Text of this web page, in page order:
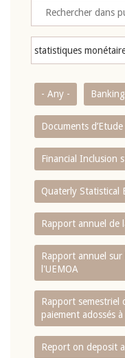
- Any -
Documents
Financial Inclusion
Quaterly Statistical
Rapport annuel de
Rapport annuel
l'UEMOA
Rapport semestriel
paiement adossés
Report on deposit